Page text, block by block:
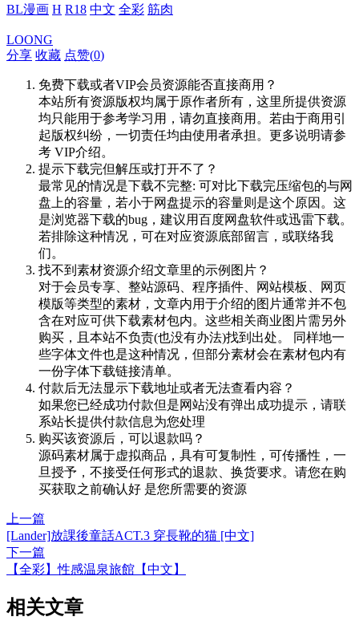
BL漫画 H R18 中文 全彩 筋肉
LOONG
分享 收藏 点赞(0)
免费下载或者VIP会员资源能否直接商用？
本站所有资源版权均属于原作者所有，这里所提供资源
均只能用于参考学习用，请勿直接商用。若由于商用引
起版权纠纷，一切责任均由使用者承担。更多说明请参
考 VIP介绍。
提示下载完但解压或打开不了？
最常见的情况是下载不完整: 可对比下载完压缩包的与网
盘上的容量，若小于网盘提示的容量则是这个原因。这
是浏览器下载的bug，建议用百度网盘软件或迅雷下载。
若排除这种情况，可在对应资源底部留言，或联络我
们。
找不到素材资源介绍文章里的示例图片？
对于会员专享、整站源码、程序插件、网站模板、网页
模版等类型的素材，文章内用于介绍的图片通常并不包
含在对应可供下载素材包内。这些相关商业图片需另外
购买，且本站不负责(也没有办法)找到出处。 同样地一
些字体文件也是这种情况，但部分素材会在素材包内有
一份字体下载链接清单。
付款后无法显示下载地址或者无法查看内容？
如果您已经成功付款但是网站没有弹出成功提示，请联
系站长提供付款信息为您处理
购买该资源后，可以退款吗？
源码素材属于虚拟商品，具有可复制性，可传播性，一
旦授予，不接受任何形式的退款、换货要求。请您在购
买获取之前确认好 是您所需要的资源
上一篇
[Lander]放課後童話ACT.3 穿長靴的猫 [中文]
下一篇
【全彩】性感温泉旅館【中文】
相关文章